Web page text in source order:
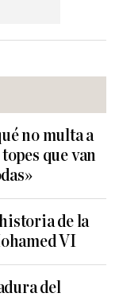
no multa a
que van
de la
VI
del